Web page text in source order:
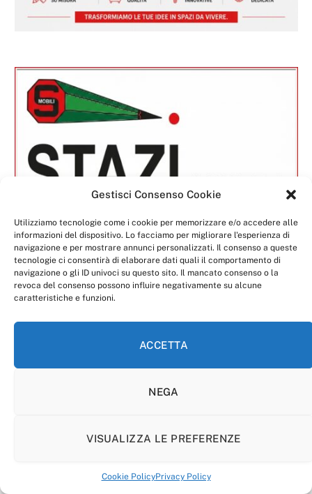
Gestisci Consenso Cookie
Utilizziamo tecnologie come i cookie per memorizzare e/o accedere alle
informazioni del dispositivo. Lo facciamo per migliorare l'esperienza di
navigazione e per mostrare annunci personalizzati. Il consenso a queste
tecnologie ci consentirà di elaborare dati quali il comportamento di
navigazione o gli ID univoci su questo sito. Il mancato consenso o la
revoca del consenso possono influire negativamente su alcune
caratteristiche e funzioni.
ACCETTA
NEGA
VISUALIZZA LE PREFERENZE
Cookie PolicyPrivacy Policy